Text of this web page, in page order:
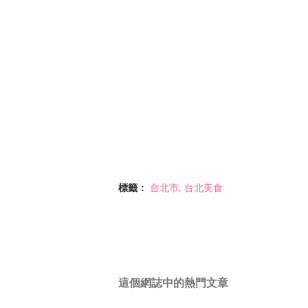
標籤： 台北市 台北美食
這個網誌中的熱門文章